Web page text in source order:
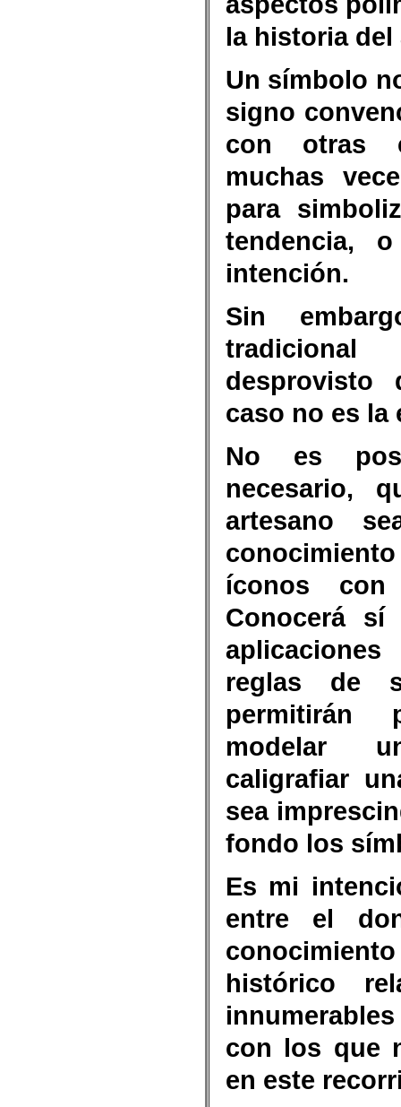
la historia del
Un símbolo
signo
con otras
muchas
para
tendencia,
intención.
Sin
desprovisto
caso no es la
No es
necesario,
artesano
íconos
Conocerá
reglas de
permitirán
modelar
caligrafiar
sea
fondo los
Es mi
entre el
histórico
con los que
en este